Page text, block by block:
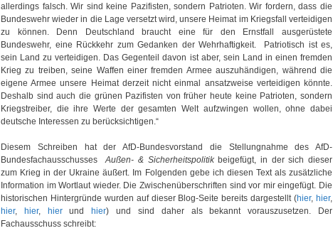
allerdings falsch. Wir sind keine Pazifisten, sondern Patrioten. Wir fordern, dass die
Bundeswehr wieder in die Lage versetzt wird, unsere Heimat im Kriegsfall verteidigen
zu können. Denn Deutschland braucht eine für den Ernstfall ausgerüstete
Bundeswehr, eine Rückkehr zum Gedanken der Wehrhaftigkeit. Patriotisch ist es,
sein Land zu verteidigen. Das Gegenteil davon ist aber, sein Land in einen fremden
Krieg zu treiben, seine Waffen einer fremden Armee auszuhändigen, während die
eigene Armee unsere Heimat derzeit nicht einmal ansatzweise verteidigen könnte.
Deshalb sind auch die grünen Pazifisten von früher heute keine Patrioten, sondern
Kriegstreiber, die ihre Werte der gesamten Welt aufzwingen wollen, ohne dabei
deutsche Interessen zu berücksichtigen.“
Diesem Schreiben hat der AfD-Bundesvorstand die Stellungnahme des AfD-
Bundesfachausschusses ­Außen- & Sicherheitspolitik beigefügt, in der sich dieser
zum Krieg in der Ukraine äußert. Im Folgenden gebe ich diesen Text als zusätzliche
Information im Wortlaut wieder. Die Zwischenüberschriften sind vor mir eingefügt. Die
historischen Hintergründe wurden auf dieser Blog-Seite bereits dargestellt (hier, hier,
hier, hier, hierund hier) und sind daher als bekannt vorauszusetzen. Der
Fachausschuss schreibt: